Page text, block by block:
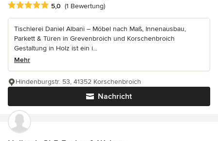
Durchschnittliche Bewertung: 5 von 5 Sternen
5,0 (1 Bewertung)
Tischlerei Daniel Albani – Möbel nach Maß, Innenausbau,
Parkett & Türen in Grevenbroich und Korschenbroich
Gestaltung in Holz ist ein i...
Mehr
Nachricht
Hindenburgstr. 53, 41352 Korschenbroich